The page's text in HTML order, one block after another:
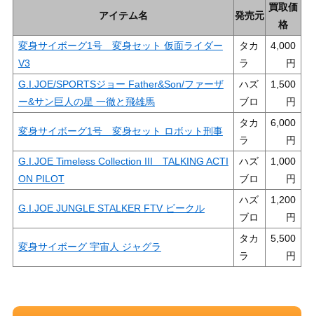
アイテム名 発売元
買取価
格
変身サイボーグ1号 変身セット 仮面ライダー
V3
タカ
ラ
4,000
G.I.JOE/SPORTSジョー Father&Son/ファーザ
ー&サン巨人の星 一徹と飛雄馬
ハズ
ブロ
1,500
変身サイボーグ1号 変身セット ロボット刑事
タカ
ラ
6,000
G.I.JOE Timeless Collection III TALKING ACTI
ON PILOT
ハズ
ブロ
1,000
G.I.JOE JUNGLE STALKER FTV ビークル
ハズ
ブロ
1,200
変身サイボーグ 宇宙人 ジャグラ
タカ
ラ
5,500